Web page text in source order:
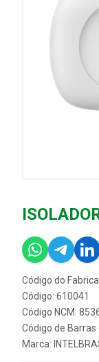
Código do
Código: 610041
Código NCM:
Código de
Marca: